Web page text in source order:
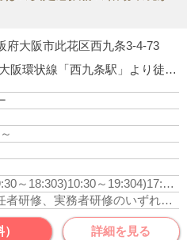
府大阪市此花区西九条3-4-73
JR大阪環状線「西九条駅」より徒歩5分
～18:303)10:30～19:304)17:00～翌10:00
介護福祉士、初任者研修、実務者研修のいずれかの資格をお持ちの方
詳細を見る